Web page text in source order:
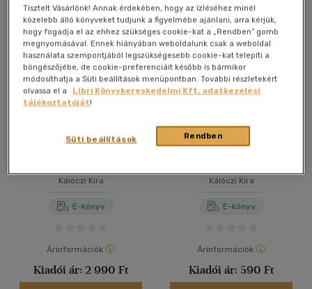
40 db / oldal
Alkalmaz
Összesen
Kálóczi Kira
E-könyv
Árinformációk
Kiadói ár: 2 990 Ft
Kálóczi Kira
E-könyv
Árinformációk
Kiadói ár: 590 Ft
Tisztelt Vásárlónk! Annak érdekében, hogy az ízléséhez minél
közelebb álló könyveket tudjunk a figyelmébe ajánlani, arra kérjük,
hogy fogadja el az ehhez szükséges cookie-kat a „Rendben” gomb
megnyomásával. Ennek hiányában weboldalunk csak a weboldal
használata szempontjából legszükségesebb cookie-kat telepíti a
böngészőjébe, de cookie-preferenciáit később is bármikor
módosíthatja a Süti beállítások menüpontban. További részletekért
olvassa el a
Libri Könyvkereskedelmi Kft. adatkezelési
tájékoztatóját!
Rendben
Süti beállítások